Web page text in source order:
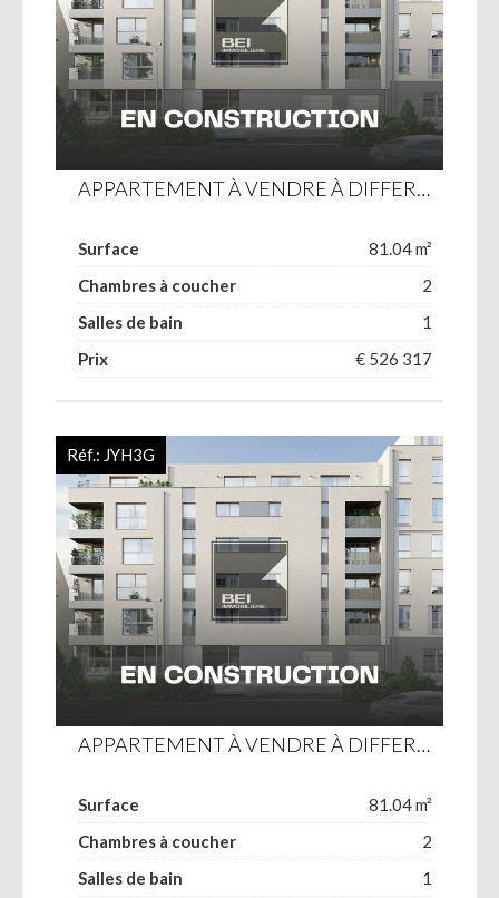
APPARTEMENT À VENDRE À DIFFERDANGE
Surface
81.04 m²
Chambres à coucher
2
Salles de bain
1
Prix
€ 526 317
Réf.: JYH3G
APPARTEMENT À VENDRE À DIFFERDANGE
Surface
81.04 m²
Chambres à coucher
2
Salles de bain
1